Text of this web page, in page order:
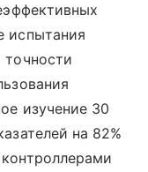
испытания
точности
изучение 30
на 82%